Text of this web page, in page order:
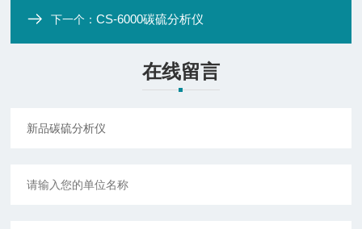
下一个：CS-6000碳硫分析仪
在线留言